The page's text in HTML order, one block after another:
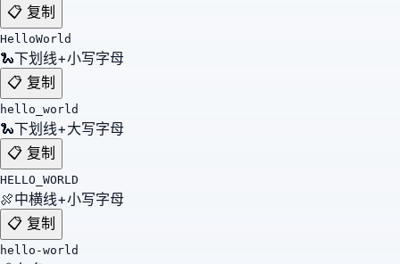
📋 复制
HelloWorld
🐍下划线+小写字母
📋 复制
hello_world
🐍下划线+大写字母
📋 复制
HELLO_WORLD
🍖中横线+小写字母
📋 复制
hello-world